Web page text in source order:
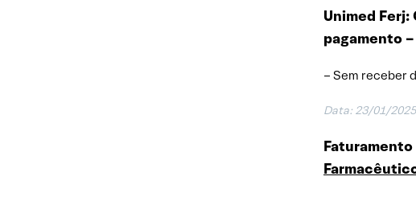
Unimed
pagamento –
– Sem receber
Data: 23/01/2025
Faturamento